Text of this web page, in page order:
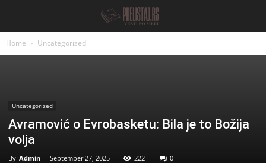
Home Uncategorized
Uncategorized
Avramović o Evrobasketu: Bila je to Božija
volja
By Admin - September 27, 2025 222 0